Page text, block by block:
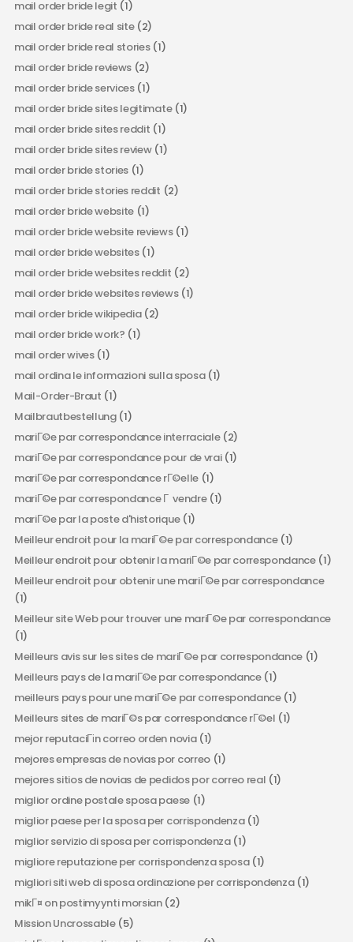
mail order bride legit (1)
mail order bride real site(2)
mail order bride real stories(1)
mail order bride reviews (2)
mail order bride services(1)
mail order bride sites legitimate(1)
mail order bride sites reddit (1)
mail order bride sites review(1)
mail order bride stories (1)
mail order bride stories reddit (2)
mail order bride website (1)
mail order bride website reviews(1)
mail order bride websites(1)
mail order bride websites reddit (2)
mail order bride websites reviews(1)
mail order bride wikipedia(2)
mail order bride work? (1)
mail order wives(1)
mail ordina le informazioni sulla sposa(1)
Mail-Order-Braut (1)
Mailbrautbestellung(1)
mariГ©e par correspondance interraciale(2)
mariГ©e par correspondance pour de vrai(1)
mariГ©e par correspondance rГ©elle(1)
mariГ©e par correspondance Г vendre(1)
mariГ©e par la poste d'historique(1)
Meilleur endroit pour la mariГ©e par correspondance(1)
Meilleur endroit pour obtenir la mariГ©e par correspondance(1)
Meilleur endroit pour obtenir une mariГ©e par correspondance
(1)
Meilleur site Web pour trouver une mariГ©e par correspondance
(1)
Meilleurs avis sur les sites de mariГ©e par correspondance (1)
Meilleurs pays de la mariГ©e par correspondance(1)
meilleurs pays pour une mariГ©e par correspondance(1)
Meilleurs sites de mariГ©s par correspondance rГ©el (1)
mejor reputaciГіn correo orden novia(1)
mejores empresas de novias por correo(1)
mejores sitios de novias de pedidos por correo real (1)
miglior ordine postale sposa paese(1)
miglior paese per la sposa per corrispondenza(1)
miglior servizio di sposa per corrispondenza(1)
migliore reputazione per corrispondenza sposa(1)
migliori siti web di sposa ordinazione per corrispondenza(1)
mikГ¤ on postimyynti morsian(2)
Mission Uncrossable(5)